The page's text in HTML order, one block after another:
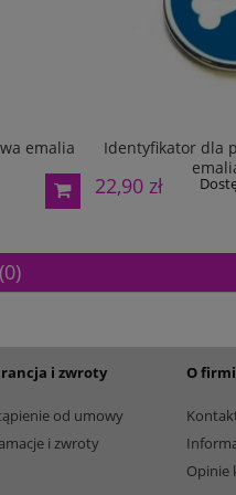
Dostępność:
emalia
Identyfikator dla
22,90 zł
i zwroty
od umowy
i zwroty
O
Opinie